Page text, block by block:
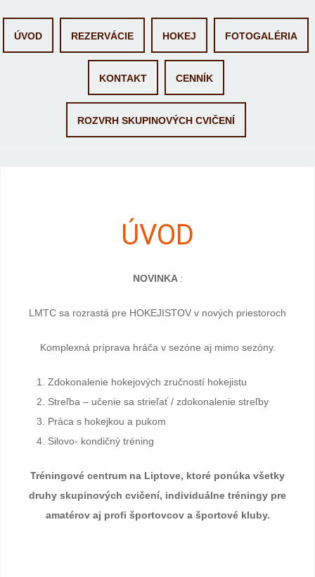
Skip
ÚVOD REZERVÁCIE HOKEJ FOTOGALÉRIA
KONTAKT CENNÍK
ROZVRH SKUPINOVÝCH CVIČENÍ
ÚVOD
NOVINKA :
LMTC sa rozrastá pre HOKEJISTOV v nových priestoroch
Komplexná príprava hráča v sezóne aj mimo sezóny.
Zdokonalenie hokejových zručností hokejistu
Streľba – učenie sa strieľať / zdokonalenie streľby
Práca s hokejkou a pukom
Silovo- kondičný tréning
Tréningové centrum na Liptove, ktoré ponúka všetky
druhy skupinových cvičení, individuálne tréningy pre
amatérov aj profi športovcov a športové kluby.